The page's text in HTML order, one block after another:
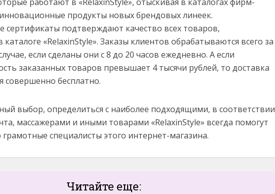
продукты новых брендовых линеек.
сертификаты подтверждают качество всех товаров,
«RelaxinStyle». Заказы клиентов обрабатываются всего за
если сделаны они с 8 до 20 часов ежедневно. А если
заказанных товаров превышает 4 тысячи рублей, то доставка
совершенно бесплатно.
выбор, определиться с наиболее подходящими, в соответствии
массажерами и иными товарами «RelaxinStyle» всегда помогут
специалисты этого интернет-магазина.
Читайте еще: